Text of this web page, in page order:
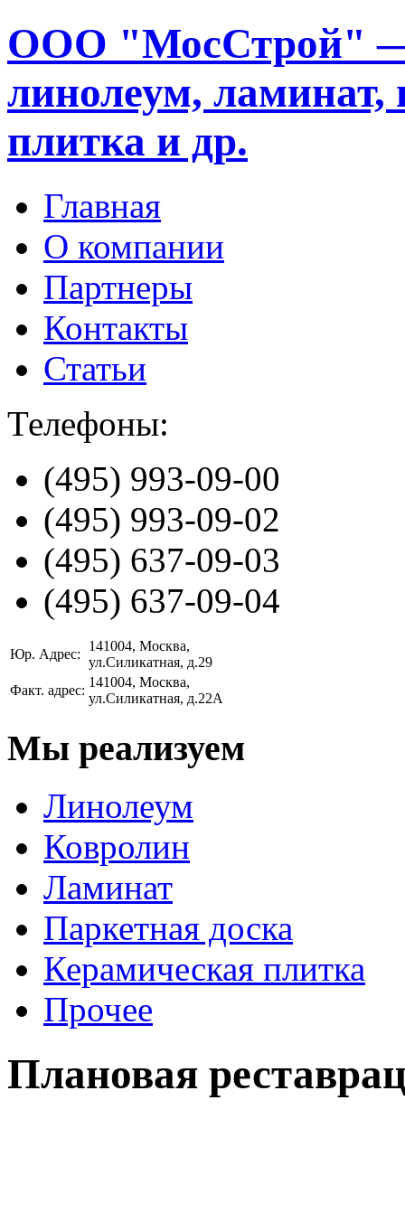
ООО "МосСтрой" —
линолеум, ламинат,
плитка и др.
Главная
О компании
Партнеры
Контакты
Статьи
Телефоны:
(495) 993-09-00
(495) 993-09-02
(495) 637-09-03
(495) 637-09-04
Юр. Адрес:
141004, Москва,
ул.Силикатная, д.29
Факт. адрес:
141004, Москва,
ул.Силикатная, д.22А
Мы реализуем
Линолеум
Ковролин
Ламинат
Паркетная доска
Керамическая плитка
Прочее
Плановая